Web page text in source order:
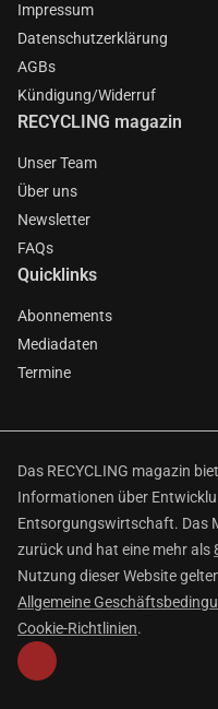
Impressum
Datenschutzerklärung
AGBs
Kündigung/Widerruf
RECYCLING magazin
Unser Team
Über uns
Newsletter
FAQs
Quicklinks
Abonnements
Mediadaten
Termine
Das RECYCLING magazin
Informationen über
Entsorgungswirtschaft. Das
zurück und hat eine mehr als
Nutzung dieser Website
Allgemeine
Cookie-Richtlinien.